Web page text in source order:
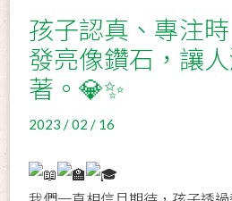
孩子認真、專注
發亮像鑽石，讓
著。💎✨
2023 / 02 / 16